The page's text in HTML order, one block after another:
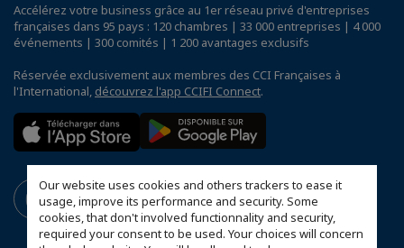
Our website uses cookies and others trackers to ease it
usage, improve its performance and security. Some
cookies, that don't involved functionnality and security,
required your consent to be used. Your choices will concern
Accélérez votre business grâce au 1er réseau privé d'entreprises
françaises dans 95 pays : 120 chambres | 33 000 entreprises | 4 000
événements | 300 comités | 1 200 avantages exclusifs
Réservée exclusivement aux membres des CCI Françaises à
l'International, découvrez l'app CCIFI Connect.